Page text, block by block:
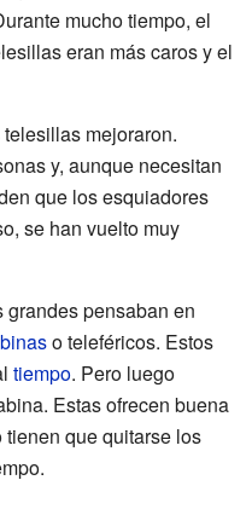
mucho tiempo, el
eran más caros y el
mejoraron.
y, aunque necesitan
que los esquiadores
se han vuelto muy
pensaban en
o teleféricos. Estos
tiempo. Pero luego
Estas ofrecen buena
que quitarse los